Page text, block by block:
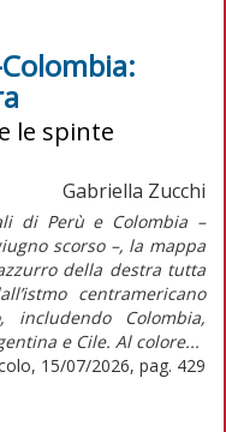
le spinte
Gabriella Zucchi
di Perù e Colombia –
scorso –, la mappa
della destra tutta
centramericano
Colombia,
e Cile. Al colore...
15/07/2026, pag. 429